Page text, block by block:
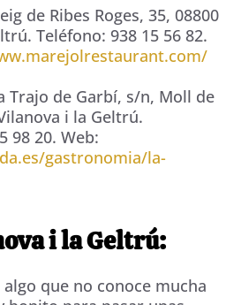
de Ribes Roges, 35, 08800
. Teléfono: 938 15 56 82.
Trajo de Garbí, s/n, Moll de
i la Geltrú.
98 20. Web:
gastronomia/la-
i la Geltrú:
que no conoce mucha